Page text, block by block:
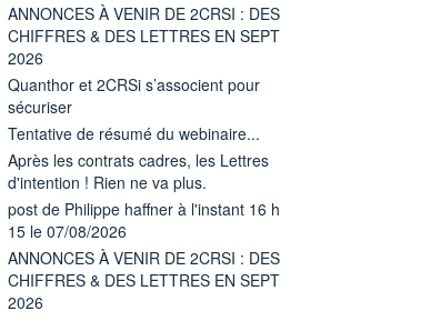
ANNONCES À VENIR DE 2CRSI : DES
CHIFFRES & DES LETTRES EN SEPT
2026
Quanthor et 2CRSi s’associent pour
sécuriser
Tentative de résumé du webinaire...
Après les contrats cadres, les Lettres
d'intention ! Rien ne va plus.
post de Philippe haffner à l'instant 16 h
15 le 07/08/2026
ANNONCES À VENIR DE 2CRSI : DES
CHIFFRES & DES LETTRES EN SEPT
2026